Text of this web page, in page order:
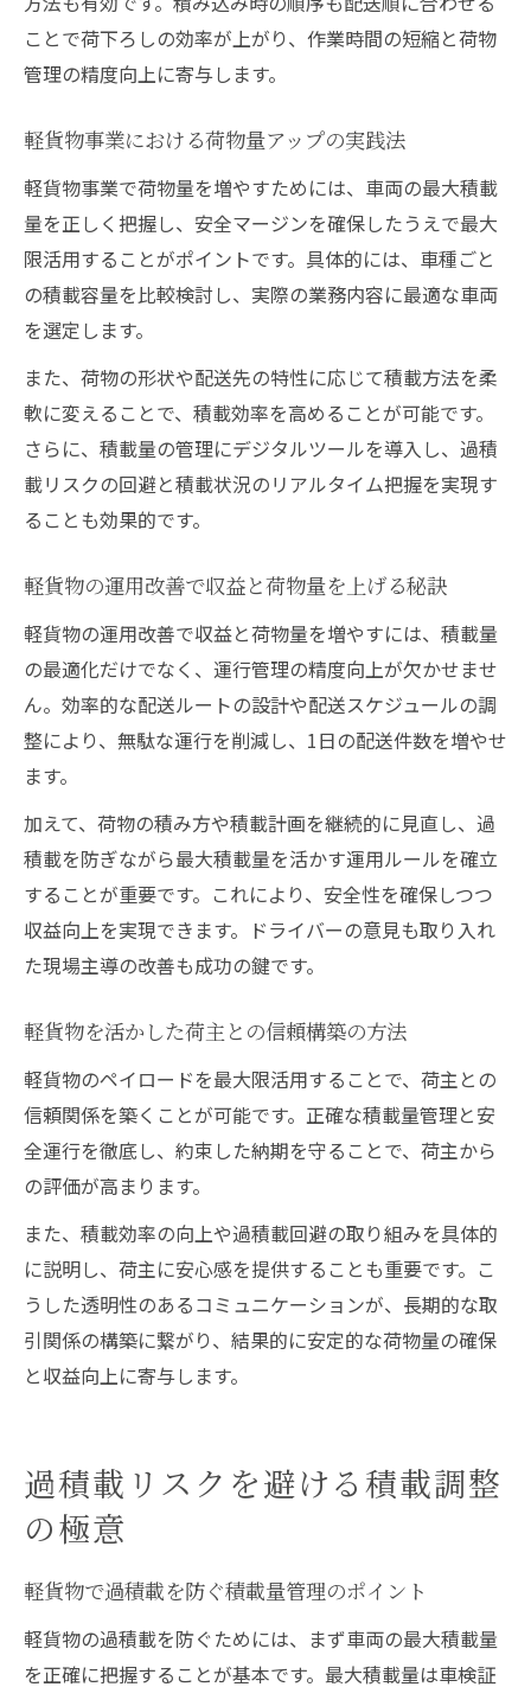
ことで荷下ろしの効率が上がり、作業時間の短縮と荷物
管理の精度向上に寄与します。
軽貨物事業における荷物量アップの実践法
軽貨物事業で荷物量を増やすためには、車両の最大積載
量を正しく把握し、安全マージンを確保したうえで最大
限活用することがポイントです。具体的には、車種ごと
の積載容量を比較検討し、実際の業務内容に最適な車両
を選定します。
また、荷物の形状や配送先の特性に応じて積載方法を柔
軟に変えることで、積載効率を高めることが可能です。
さらに、積載量の管理にデジタルツールを導入し、過積
載リスクの回避と積載状況のリアルタイム把握を実現す
ることも効果的です。
軽貨物の運用改善で収益と荷物量を上げる秘訣
軽貨物の運用改善で収益と荷物量を増やすには、積載量
の最適化だけでなく、運行管理の精度向上が欠かせませ
ん。効率的な配送ルートの設計や配送スケジュールの調
整により、無駄な運行を削減し、1日の配送件数を増やせ
ます。
加えて、荷物の積み方や積載計画を継続的に見直し、過
積載を防ぎながら最大積載量を活かす運用ルールを確立
することが重要です。これにより、安全性を確保しつつ
収益向上を実現できます。ドライバーの意見も取り入れ
た現場主導の改善も成功の鍵です。
軽貨物を活かした荷主との信頼構築の方法
軽貨物のペイロードを最大限活用することで、荷主との
信頼関係を築くことが可能です。正確な積載量管理と安
全運行を徹底し、約束した納期を守ることで、荷主から
の評価が高まります。
また、積載効率の向上や過積載回避の取り組みを具体的
に説明し、荷主に安心感を提供することも重要です。こ
うした透明性のあるコミュニケーションが、長期的な取
引関係の構築に繋がり、結果的に安定的な荷物量の確保
と収益向上に寄与します。
過積載リスクを避ける積載調整
の極意
軽貨物で過積載を防ぐ積載量管理のポイント
軽貨物の過積載を防ぐためには、まず車両の最大積載量
を正確に把握することが基本です。最大積載量は車検証